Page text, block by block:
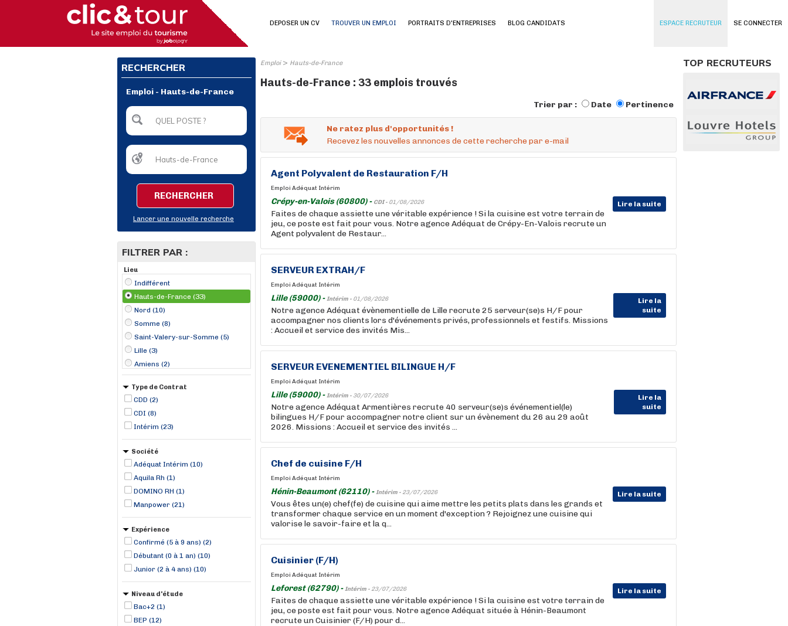
SE CONNECTER
DEPOSER UN CV TROUVER UN EMPLOI PORTRAITS D'ENTREPRISES BLOG CANDIDATS ESPACE RECRUTEUR
RECHERCHER
Emploi - Hauts-de-France
RECHERCHER
Lancer une nouvelle recherche
FILTRER PAR :
Lieu
Indifférent
Hauts-de-France (33)
Nord (10)
Somme (8)
Saint-Valery-sur-Somme (5)
Lille (3)
Amiens (2)
Château-Thierry (2)
Hénin-Beaumont (2)
Roncq (2)
Saint-Quentin (2)
Armentières (1)
Type de Contrat
CDD (2)
CDI (8)
Intérim (23)
Société
Adéquat Intérim (10)
Aquila Rh (1)
DOMINO RH (1)
Manpower (21)
Expérience
Confirmé (5 à 9 ans) (2)
Débutant (0 à 1 an) (10)
Junior (2 à 4 ans) (10)
Niveau d'étude
Bac+2 (1)
BEP (12)
Emploi> Hauts-de-France
Hauts-de-France : 33 emplois trouvés
Trier par : Date Pertinence
Ne ratez plus d'opportunités !
Recevez les nouvelles annonces de cette recherche par e-mail
Agent Polyvalent de Restauration F/H
Emploi Adéquat Intérim
Crépy-en-Valois (60800) - CDI - 01/08/2026 Lire la suite
Faites de chaque assiette une véritable expérience ! Si la cuisine est votre terrain de
jeu, ce poste est fait pour vous. Notre agence Adéquat de Crépy-En-Valois recrute un
Agent polyvalent de Restaur...
SERVEUR EXTRAH/F
Emploi Adéquat Intérim
Lille (59000) -Intérim - 01/08/2026
Lire la
suite
Notre agence Adéquat évènementielle de Lille recrute 25 serveur(se)s H/F pour
accompagner nos clients lors d'événements privés, professionnels et festifs. Missions
: Accueil et service des invités Mis...
SERVEUR EVENEMENTIEL BILINGUE H/F
Emploi Adéquat Intérim
Lille (59000) -Intérim - 30/07/2026
Lire la
suite
Notre agence Adéquat Armentières recrute 40 serveur(se)s événementiel(le)
bilingues H/F pour accompagner notre client sur un évènement du 26 au 29 août
2026. Missions : Accueil et service des invités ...
Chef de cuisine F/H
Emploi Adéquat Intérim
Hénin-Beaumont (62110) -Intérim - 23/07/2026 Lire la suite
Vous êtes un(e) chef(fe) de cuisine qui aime mettre les petits plats dans les grands et
transformer chaque service en un moment d'exception ? Rejoignez une cuisine qui
valorise le savoir-faire et la q...
Cuisinier (F/H)
Emploi Adéquat Intérim
Leforest (62790) -Intérim - 23/07/2026 Lire la suite
Faites de chaque assiette une véritable expérience ! Si la cuisine est votre terrain de
jeu, ce poste est fait pour vous. Notre agence Adéquat située à Hénin-Beaumont
recrute un Cuisinier (F/H) pour d...
TOP RECRUTEURS